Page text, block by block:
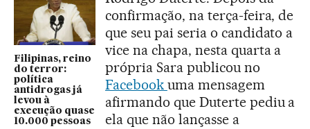
Filipinas, reino
do terror:
política
antidrogas já
levou à
execução quase
10.000 pessoas
confirmação, na terça-feira, de
que seu pai seria o candidato a
vice na chapa, nesta quarta a
própria Sara publicou no
Facebook uma mensagem
afirmando que Duterte pediu a
ela que não lançasse a